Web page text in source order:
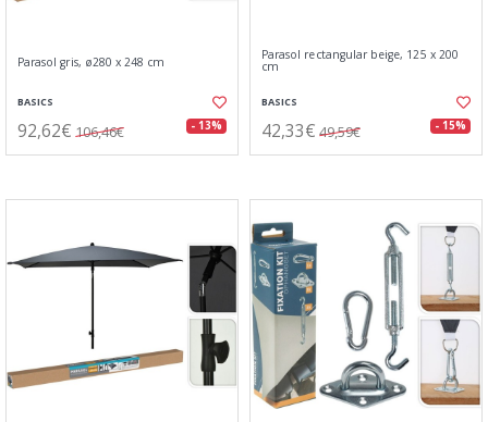
Parasol gris, ø280 x 248 cm
BASICS
92,62€ 106,46€ - 13%
Parasol rectangular beige, 125 x 200
cm
BASICS
42,33€ 49,59€ - 15%